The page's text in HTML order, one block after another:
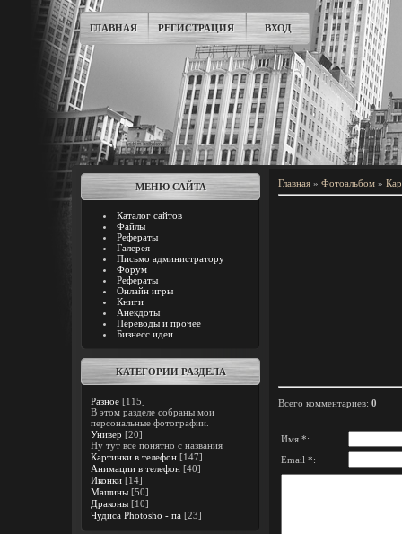
ГЛАВНАЯ РЕГИСТРАЦИЯ ВХОД
МЕНЮ САЙТА
Каталог сайтов
Файлы
Рефераты
Галерея
Письмо администратору
Форум
Рефераты
Онлайн игры
Книги
Анекдоты
Переводы и прочее
Бизнесс идеи
КАТЕГОРИИ РАЗДЕЛА
Разное [115]
В этом разделе собраны мои
персональные фотографии.
Универ [20]
Ну тут все понятно с названия
Картинки в телефон [147]
Анимации в телефон [40]
Иконки [14]
Машины [50]
Драконы [10]
Чудиса Photosho - па [23]
Главная » Фотоальбом »
Всего комментариев: 0
Имя *:
Email *: